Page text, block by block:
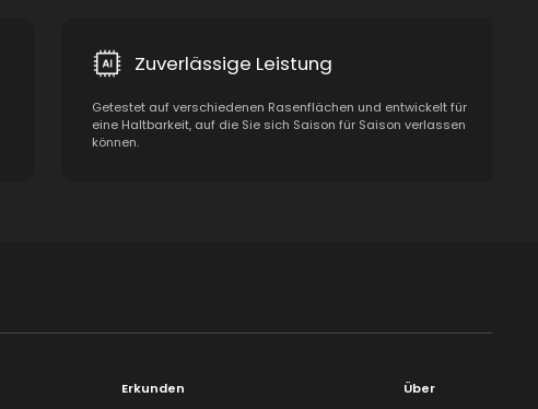
Zuverlässige Leistung
Getestet auf verschiedenen Rasenflächen und entwickelt für
eine Haltbarkeit, auf die Sie sich Saison für Saison verlassen
können.
Erkunden Über